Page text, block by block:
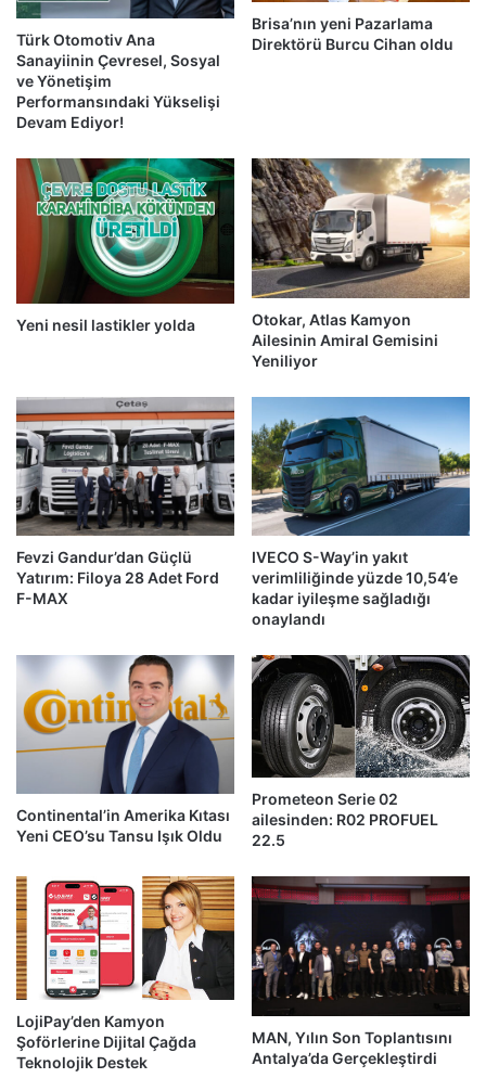
Türk Otomotiv Ana
Sanayiinin Çevresel, Sosyal
ve Yönetişim
Performansındaki Yükselişi
Devam Ediyor!
Brisa’nın yeni Pazarlama
Direktörü Burcu Cihan oldu
Yeni nesil lastikler yolda
Otokar, Atlas Kamyon
Ailesinin Amiral Gemisini
Yeniliyor
Fevzi Gandur’dan Güçlü
Yatırım: Filoya 28 Adet Ford
F-MAX
IVECO S-Way’in yakıt
verimliliğinde yüzde 10,54’e
kadar iyileşme sağladığı
onaylandı
Continental’in Amerika Kıtası
Yeni CEO’su Tansu Işık Oldu
Prometeon Serie 02
ailesinden: R02 PROFUEL
22.5
LojiPay’den Kamyon
Şoförlerine Dijital Çağda
Teknolojik Destek
MAN, Yılın Son Toplantısını
Antalya’da Gerçekleştirdi